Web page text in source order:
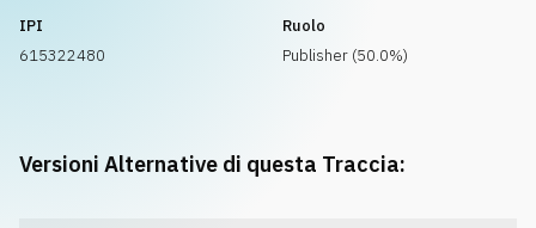
IPI
615322480
Ruolo
Publisher (50.0%)
Versioni Alternative di questa Traccia: